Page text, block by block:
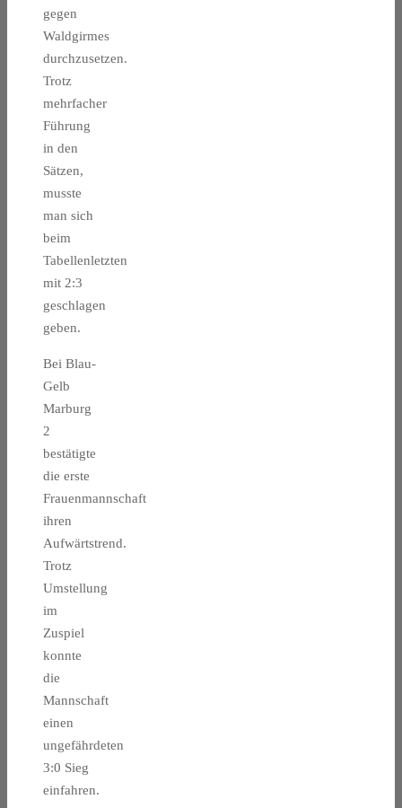
gegen
Waldgirmes
durchzusetzen.
Trotz
mehrfacher
Führung
in den
Sätzen,
musste
man sich
beim
Tabellenletzten
mit 2:3
geschlagen
geben.
Bei Blau-
Gelb
Marburg
2
bestätigte
die erste
Frauenmannschaft
ihren
Aufwärtstrend.
Trotz
Umstellung
im
Zuspiel
konnte
die
Mannschaft
einen
ungefährdeten
3:0 Sieg
einfahren.